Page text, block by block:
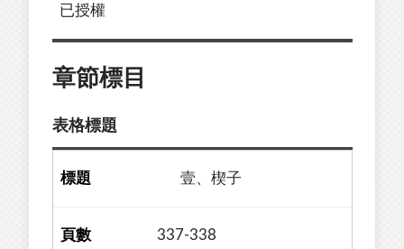
已授權
章節標目
表格標題
壹、楔子
337-338